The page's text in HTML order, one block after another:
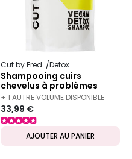
Cut by Fred Detox
Shampooing cuirs
chevelus à problèmes
Vegan Detox recharge
520ml
+ 1 AUTRE VOLUME DISPONIBLE
33,99 €
AJOUTER AU PANIER